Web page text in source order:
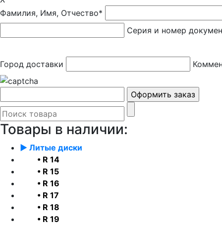
Фамилия, Имя, Отчество*
Серия и номер
Город доставки
Товары в наличии:
► Литые диски
• R 14
• R 15
• R 16
• R 17
• R 18
• R 19